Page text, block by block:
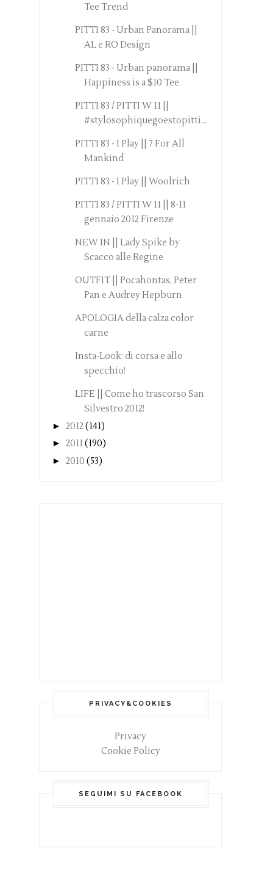
Tee Trend
PITTI 83 - Urban Panorama ||
AL e RO Design
PITTI 83 - Urban panorama ||
Happiness is a $10 Tee
PITTI 83 / PITTI W 11 ||
#stylosophiquegoestopitti...
PITTI 83 - I Play || 7 For All
Mankind
PITTI 83 - I Play || Woolrich
PITTI 83 / PITTI W 11 || 8-11
gennaio 2012 Firenze
NEW IN || Lady Spike by
Scacco alle Regine
OUTFIT || Pocahontas, Peter
Pan e Audrey Hepburn
APOLOGIA della calza color
carne
Insta-Look: di corsa e allo
specchio!
LIFE || Come ho trascorso San
Silvestro 2012!
► 2012(141)
► 2011(190)
► 2010 (53)
PRIVACY&COOKIES
Privacy
Cookie Policy
SEGUIMI SU FACEBOOK